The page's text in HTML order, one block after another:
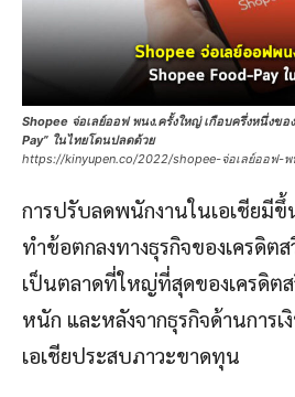
Shopee จ่อเลย์ออฟ พนง.ครั้งใหญ่ เกือบครึ่งหนึ่งขอ
Pay” ในไทยโดนปลดด้วย
https://kinyupen.co/2022/shopee-จ่อเลย์ออฟ-พ
การปรับลดพนักงานในเอเชียมีขึ้
ทำข้อตกลงทางธุรกิจของเครดิต
เป็นตลาดที่ใหญ่ที่สุดของเครดิตส
หนัก และหลังจากธุรกิจด้านการเ
เอเชียประสบภาวะขาดทุน